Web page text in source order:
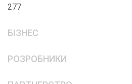
277
БІЗНЕС
РОЗРОБНИКИ